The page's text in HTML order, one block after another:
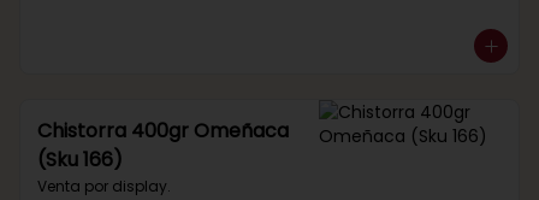
Chistorra 400gr Omeñaca
(Sku 166)
Venta por display.